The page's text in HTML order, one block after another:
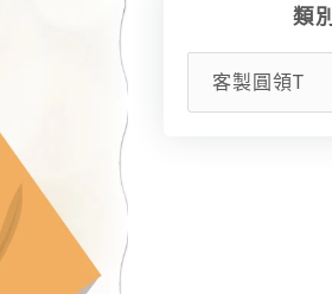
類別
客製圓領T